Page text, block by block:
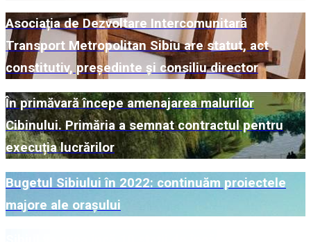
Asociația de Dezvoltare Intercomunitară
Transport Metropolitan Sibiu are statut, act
constitutiv, președinte și consiliu director
În primăvară începe amenajarea malurilor
Cibinului. Primăria a semnat contractul pentru
execuția lucrărilor
Bugetul Sibiului în 2022: continuăm proiectele
majore ale orașului